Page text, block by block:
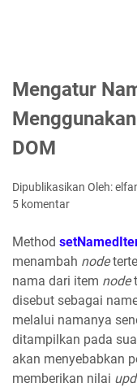
Mengatur
DOM
Dipublikasikan Oleh:
5 komentar
Method
menambah node
nama dari item node
disebut sebagai
melalui namanya
ditampilkan pada
akan menyebabkan
memberikan nilai